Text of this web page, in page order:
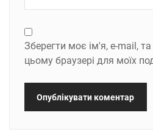
Зберегти моє ім'я, e-mail,
цьому браузері для моїх